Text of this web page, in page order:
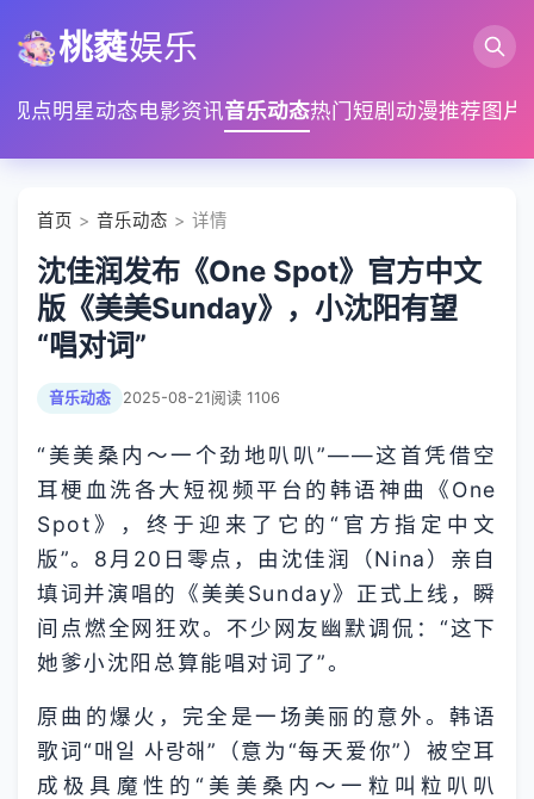
桃蕤娱乐
观点明星动态电影资讯音乐动态热门短剧 动漫推荐图片
首页 > 音乐动态 > 详情
沈佳润发布《One Spot》官方中文
版《美美Sunday》，小沈阳有望
“唱对词”
音乐动态 2025-08-21阅读 1106
“美美桑内～一个劲地叭叭”——这首凭借空
耳梗血洗各大短视频平台的韩语神曲《One
Spot》，终于迎来了它的“官方指定中文
版”。8月20日零点，由沈佳润（Nina）亲自
填词并演唱的《美美Sunday》正式上线，瞬
间点燃全网狂欢。不少网友幽默调侃：“这下
她爹小沈阳总算能唱对词了”。
原曲的爆火，完全是一场美丽的意外。韩语
歌词“매일 사랑해”（意为“每天爱你”）被空耳
成极具魔性的“美美桑内～一粒叫粒叭叭